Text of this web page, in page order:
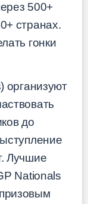
500+
странах.
гонки
организуют
до
Лучшие
Nationals